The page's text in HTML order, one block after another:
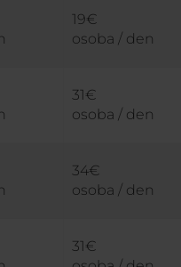
19€
osoba / den
31€
osoba / den
34€
osoba / den
31€